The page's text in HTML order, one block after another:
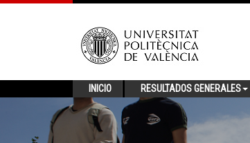
INICIO RESULTADOS GENERALES